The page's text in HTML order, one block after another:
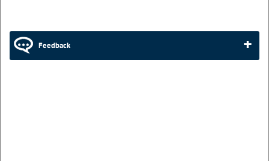
Feedback